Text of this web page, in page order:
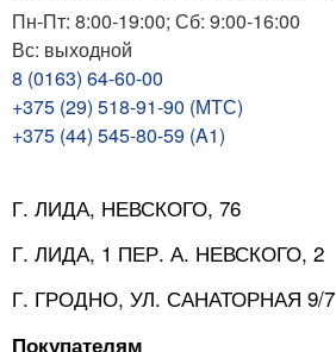
Пн-Пт: 8:00-19:00; Сб: 9:00-16:00
Вс: выходной
8 (0163) 64-60-00
+375 (29) 518-91-90 (МТС)
+375 (44) 545-80-59 (A1)
Г. ЛИДА, НЕВСКОГО, 76
Г. ЛИДА, 1 ПЕР. А. НЕВСКОГО, 2
Г. ГРОДНО, УЛ. САНАТОРНАЯ 9/7
Покупателям